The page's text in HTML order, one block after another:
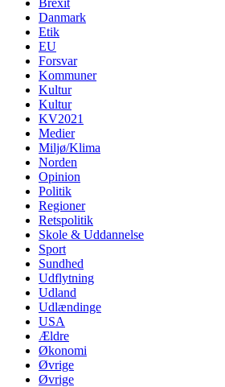
Brexit
Danmark
Etik
EU
Forsvar
Kommuner
Kultur
Kultur
KV2021
Medier
Miljø/Klima
Norden
Opinion
Politik
Regioner
Retspolitik
Skole & Uddannelse
Sport
Sundhed
Udflytning
Udland
Udlændinge
USA
Ældre
Økonomi
Øvrige
Øvrige